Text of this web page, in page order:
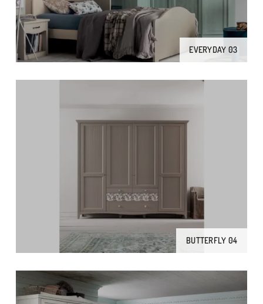
EVERYDAY 03
BUTTERFLY 04